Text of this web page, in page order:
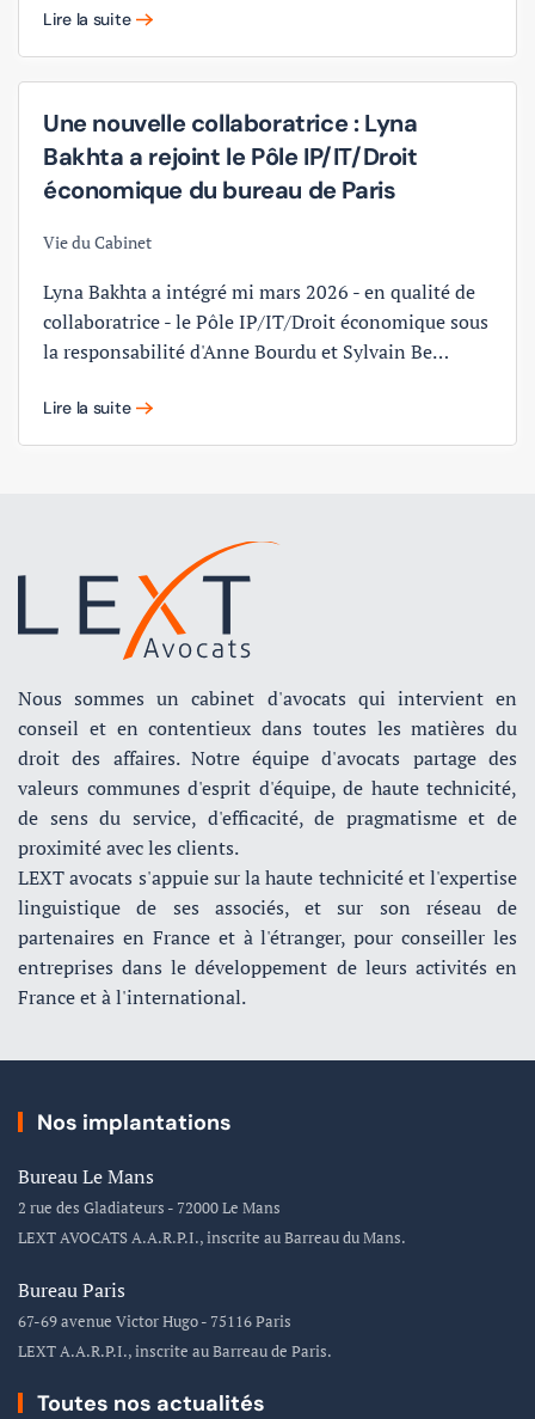
Lire la suite
Une nouvelle collaboratrice : Lyna
Bakhta a rejoint le Pôle IP/IT/Droit
économique du bureau de Paris
Vie du Cabinet
Lyna Bakhta a intégré mi mars 2026 - en qualité de
collaboratrice - le Pôle IP/IT/Droit économique sous
la responsabilité d'Anne Bourdu et Sylvain Be…
Lire la suite
Nous sommes un cabinet d'avocats qui intervient en
conseil et en contentieux dans toutes les matières du
droit des affaires. Notre équipe d'avocats partage des
valeurs communes d'esprit d'équipe, de haute technicité,
de sens du service, d'efficacité, de pragmatisme et de
proximité avec les clients.
LEXT avocats s'appuie sur la haute technicité et l'expertise
linguistique de ses associés, et sur son réseau de
partenaires en France et à l'étranger, pour conseiller les
entreprises dans le développement de leurs activités en
France et à l'international.
Nos implantations
Bureau Le Mans
2 rue des Gladiateurs - 72000 Le Mans
LEXT AVOCATS A.A.R.P.I., inscrite au Barreau du Mans.
Bureau Paris
67-69 avenue Victor Hugo - 75116 Paris
LEXT A.A.R.P.I., inscrite au Barreau de Paris.
Toutes nos actualités